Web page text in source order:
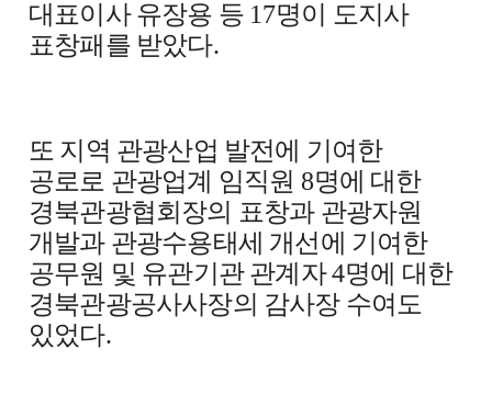
대표이사 유장용 등 17명이 도지사
표창패를 받았다.
또 지역 관광산업 발전에 기여한
공로로 관광업계 임직원 8명에 대한
경북관광협회장의 표창과 관광자원
개발과 관광수용태세 개선에 기여한
공무원 및 유관기관 관계자4명에 대한
경북관광공사사장의 감사장 수여도
있었다.